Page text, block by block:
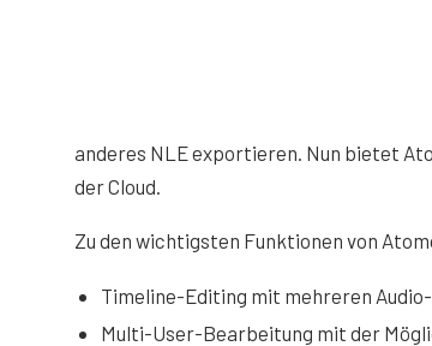
anderes NLE exportieren. Nun bietet
der Cloud.
Zu den wichtigsten Funktionen von
Timeline-Editing mit mehreren
Multi-User-Bearbeitung mit der